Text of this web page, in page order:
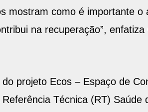
mostram como é importante
na recuperação”, enfatiza
projeto Ecos – Espaço de
Técnica (RT)